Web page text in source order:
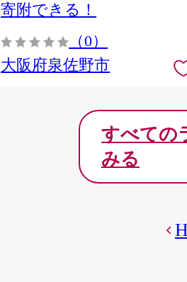
寄附できる！
（0）
大阪府泉佐野市
すべての
みる